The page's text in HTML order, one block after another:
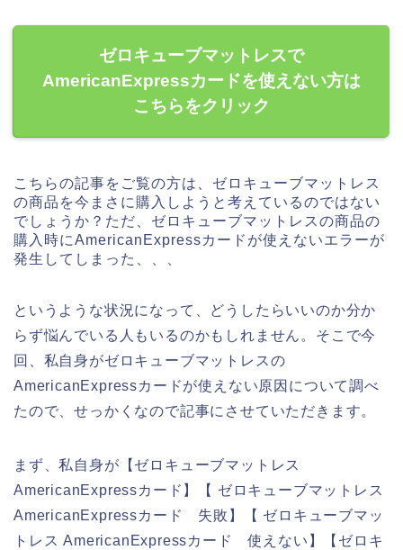
ゼロキューブマットレスで
AmericanExpressカードを使えない方は
こちらをクリック
こちらの記事をご覧の方は、ゼロキューブマットレス
の商品を今まさに購入しようと考えているのではない
でしょうか？ただ、ゼロキューブマットレスの商品の
購入時にAmericanExpressカードが使えないエラーが
発生してしまった、、、
というような状況になって、どうしたらいいのか分か
らず悩んでいる人もいるのかもしれません。そこで今
回、私自身がゼロキューブマットレスの
AmericanExpressカードが使えない原因について調べ
たので、せっかくなので記事にさせていただきます。
まず、私自身が【ゼロキューブマットレス
AmericanExpressカード】【 ゼロキューブマットレス
AmericanExpressカード 失敗】【 ゼロキューブマッ
トレス AmericanExpressカード 使えない】【ゼロキ